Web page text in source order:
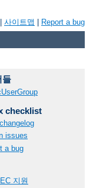
사이트맵 Report a bug
들
checklist
issues
a bug
지원